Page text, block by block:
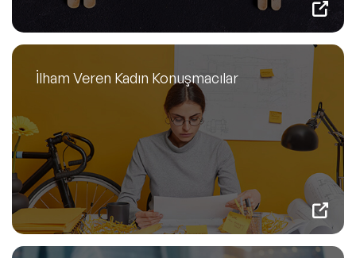
İlham Veren Kadın Konuşmacılar